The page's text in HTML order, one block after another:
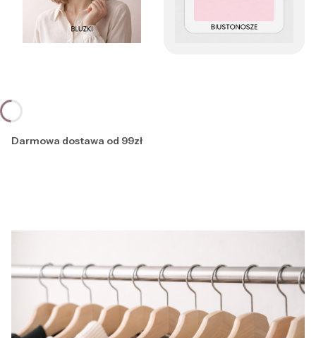
Darmowa dostawa od 99zł